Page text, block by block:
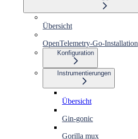
Übersicht
OpenTelemetry-Go-Installation
Konfiguration
Instrumentierungen
Übersicht
Gin-gonic
Gorilla mux